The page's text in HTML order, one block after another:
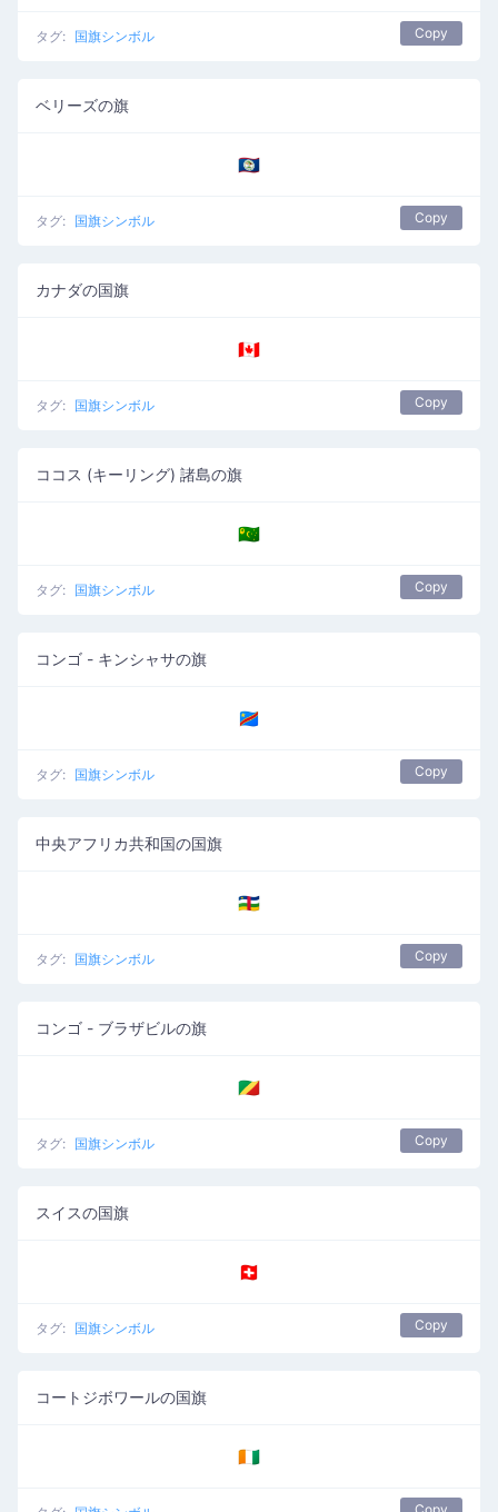
タグ: 国旗シンボル Copy
ベリーズの旗
🇧🇿
タグ: 国旗シンボル Copy
カナダの国旗
🇨🇦
タグ: 国旗シンボル Copy
ココス (キーリング) 諸島の旗
🇨🇨
タグ: 国旗シンボル Copy
コンゴ - キンシャサの旗
🇨🇩
タグ: 国旗シンボル Copy
中央アフリカ共和国の国旗
🇨🇫
タグ: 国旗シンボル Copy
コンゴ - ブラザビルの旗
🇨🇬
タグ: 国旗シンボル Copy
スイスの国旗
🇨🇭
タグ: 国旗シンボル Copy
コートジボワールの国旗
🇨🇮